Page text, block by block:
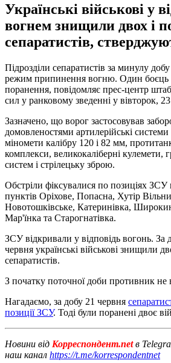
Українські військові у
вогнем знищили двох і
сепаратистів,
Підрозділи сепаратистів за минулу
режим припинення вогню. Один
поранення, повідомляє прес-центр
сил у ранковому зведенні у вівторок,
Зазначено, що ворог застосовував
домовленостями артилерійські
міномети калібру 120 і 82 мм,
комплекси, великокаліберні кулемети,
систем і стрілецьку зброю.
Обстріли фіксувалися по позиціях ЗСУ
пунктів Оріхове, Попасна, Хутір
Новотошківське, Катеринівка,
Мар'їнка та Старогнатівка.
ЗСУ відкривали у відповідь вогонь. За
червня українські військові знищили
сепаратистів.
З початку поточної доби противник не
Нагадаємо, за добу 21 червня
позиції ЗСУ. Тоді були поранені двоє
Новини від Корреспондент.netв
наш канал https://t.me/korrespondentnet